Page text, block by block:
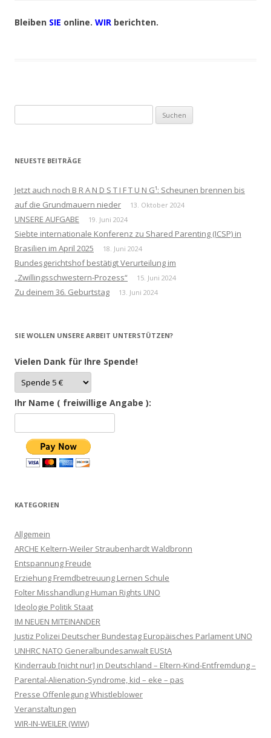
Bleiben SIE online. WIR berichten.
nach:
NEUESTE BEITRÄGE
Jetzt auch noch B R A N D S T I F T U N G¹: Scheunen brennen bis
auf die Grundmauern nieder
13. Oktober 2024
UNSERE AUFGABE 19. Juni 2024
Siebte internationale Konferenz zu Shared Parenting (ICSP) in
Brasilien im April 2025
18. Juni 2024
Bundesgerichtshof bestätigt Verurteilung im
„Zwillingsschwestern-Prozess“
15. Juni 2024
Zu deinem 36. Geburtstag 13. Juni 2024
SIE WOLLEN UNSERE ARBEIT UNTERSTÜTZEN?
Vielen Dank für Ihre Spende!
Ihr Name ( freiwillige Angabe ):
KATEGORIEN
Allgemein
ARCHE Keltern-Weiler Straubenhardt Waldbronn
Entspannung Freude
Erziehung Fremdbetreuung Lernen Schule
Folter Misshandlung Human Rights UNO
Ideologie Politik Staat
IM NEUEN MITEINANDER
Justiz Polizei Deutscher Bundestag Europäisches Parlament UNO
UNHRC NATO Generalbundesanwalt EUStA
Kinderraub [nicht nur] in Deutschland – Eltern-Kind-Entfremdung –
Parental-Alienation-Syndrome, kid – eke – pas
Presse Offenlegung Whistleblower
Veranstaltungen
WIR-IN-WEILER (WIW)